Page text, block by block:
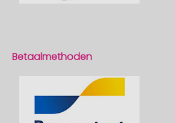
Betaalmethoden